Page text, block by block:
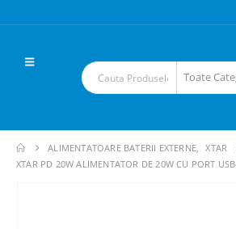
ALIMENTATOARE BATERII EXTERNE,
XTAR
XTAR PD 20W ALIMENTATOR DE 20W CU PORT